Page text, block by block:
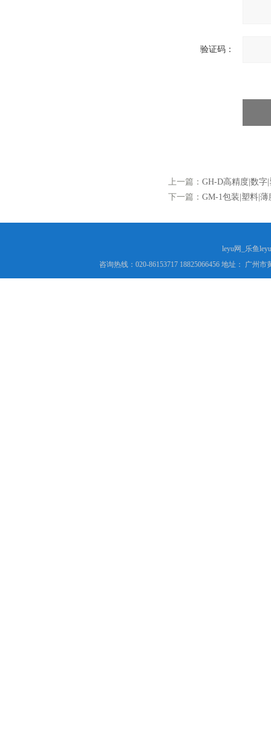
验证码：
上一篇： GH-D高精度|数字
下一篇： GM-1包装|塑料|
leyu网_乐鱼
咨询热线：020-86153717 18825066456 地址： 广州